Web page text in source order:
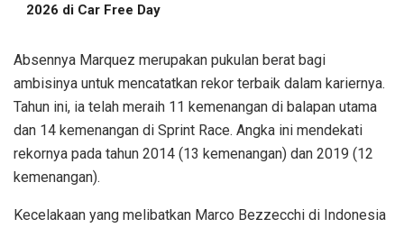
2026 di Car Free Day
Absennya Marquez merupakan pukulan berat bagi
ambisinya untuk mencatatkan rekor terbaik dalam kariernya.
Tahun ini, ia telah meraih 11 kemenangan di balapan utama
dan 14 kemenangan di Sprint Race. Angka ini mendekati
rekornya pada tahun 2014 (13 kemenangan) dan 2019 (12
kemenangan).
Kecelakaan yang melibatkan Marco Bezzecchi di Indonesia